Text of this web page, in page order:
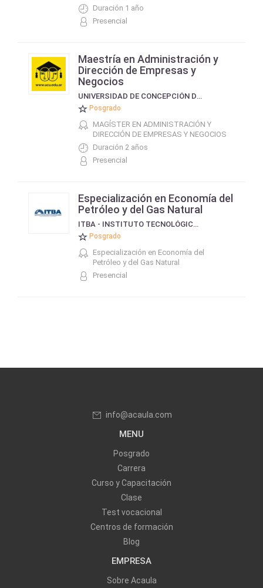
Duración 1 año
Presencial
Maestría en Administración y
Dirección de Empresas y
Negocios
UNIVERSIDAD DE CONCEPCIÓN DEL URUGUAY
Posgrado
MAGÍSTER EN ADMINISTRACIÓN Y
DIRECCIÓN DE EMPRESAS Y NEGOCIOS
Duración 2 años
Presencial
Especialización en Economía del
Petróleo y del Gas Natural
ITBA - INSTITUTO TECNOLÓGICO DE BUENOS AIRES
Posgrado
Especialización en Economía del
Petróleo y del Gas Natural
Presencial
info@acaula.com
MENU
Posgrado
Carrera
Curso y Capacitación
Clase
Test vocacional
Centros de formación
Blog
EMPRESA
Sobre Acaula